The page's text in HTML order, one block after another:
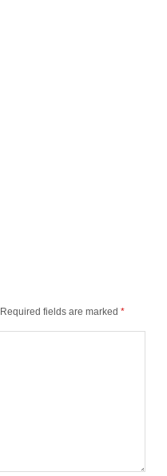
Required fields are marked*